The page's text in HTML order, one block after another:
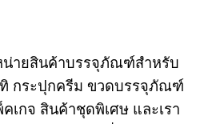
น่ายสินค้าบรรจุภัณฑ์สำหรับ
ทิ กระปุกครีม ขวดบรรจุภัณฑ์
เกจ สินค้าชุดพิเศษ และเรา